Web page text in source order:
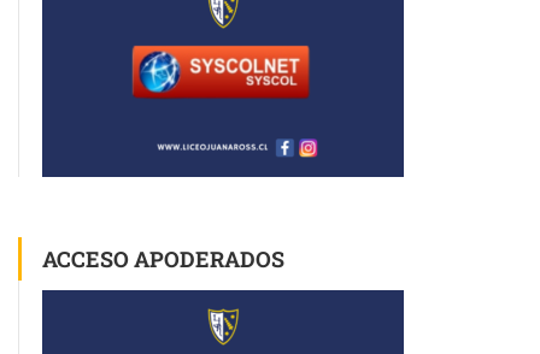
ACCESO APODERADOS